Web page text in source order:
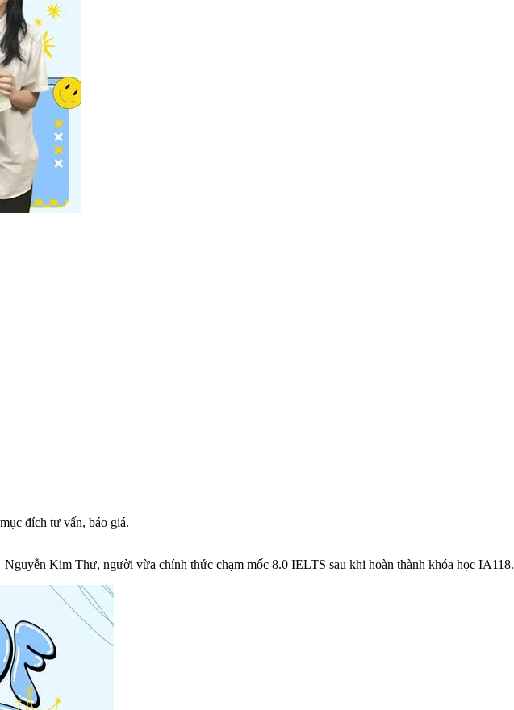
đích tư vấn, báo giá.
Kim Thư, người vừa chính thức chạm mốc 8.0 IELTS sau khi hoàn thành khóa học IA118.